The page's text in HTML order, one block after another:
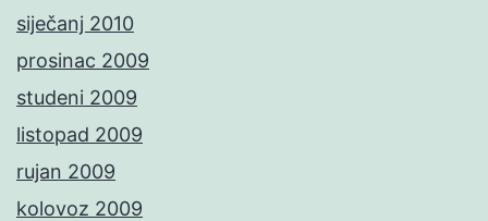
siječanj 2010
prosinac 2009
studeni 2009
listopad 2009
rujan 2009
kolovoz 2009